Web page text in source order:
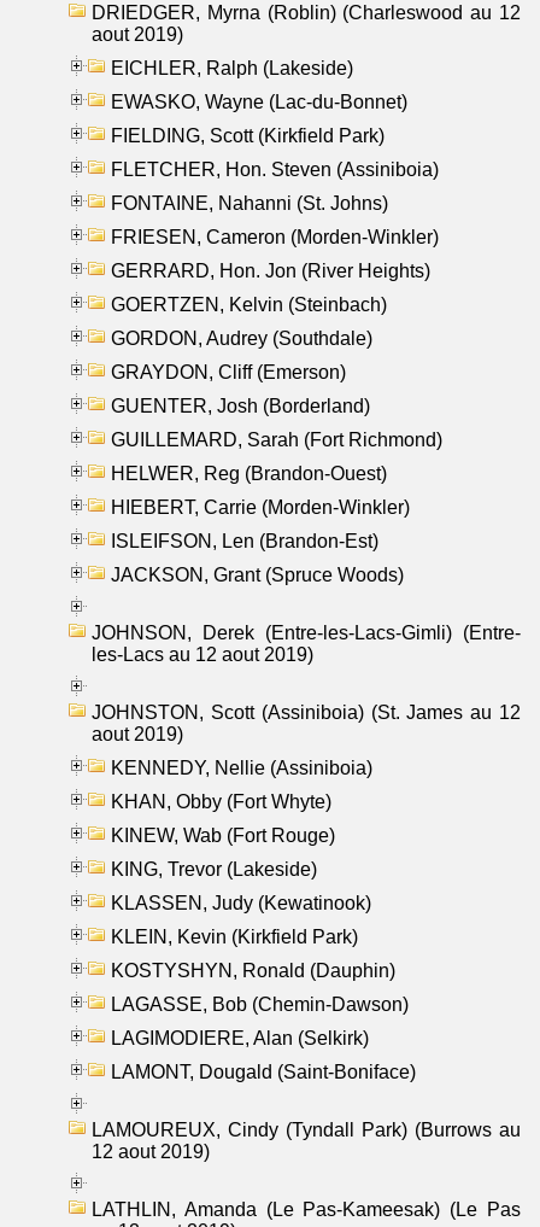
DRIEDGER, Myrna (Roblin) (Charleswood au 12
aout 2019)
EICHLER, Ralph (Lakeside)
EWASKO, Wayne (Lac-du-Bonnet)
FIELDING, Scott (Kirkfield Park)
FLETCHER, Hon. Steven (Assiniboia)
FONTAINE, Nahanni (St. Johns)
FRIESEN, Cameron (Morden-Winkler)
GERRARD, Hon. Jon (River Heights)
GOERTZEN, Kelvin (Steinbach)
GORDON, Audrey (Southdale)
GRAYDON, Cliff (Emerson)
GUENTER, Josh (Borderland)
GUILLEMARD, Sarah (Fort Richmond)
HELWER, Reg (Brandon-Ouest)
HIEBERT, Carrie (Morden-Winkler)
ISLEIFSON, Len (Brandon-Est)
JACKSON, Grant (Spruce Woods)
JOHNSON, Derek (Entre-les-Lacs-Gimli) (Entre-
les-Lacs au 12 aout 2019)
JOHNSTON, Scott (Assiniboia) (St. James au 12
aout 2019)
KENNEDY, Nellie (Assiniboia)
KHAN, Obby (Fort Whyte)
KINEW, Wab (Fort Rouge)
KING, Trevor (Lakeside)
KLASSEN, Judy (Kewatinook)
KLEIN, Kevin (Kirkfield Park)
KOSTYSHYN, Ronald (Dauphin)
LAGASSE, Bob (Chemin-Dawson)
LAGIMODIERE, Alan (Selkirk)
LAMONT, Dougald (Saint-Boniface)
LAMOUREUX, Cindy (Tyndall Park) (Burrows au
12 aout 2019)
LATHLIN, Amanda (Le Pas-Kameesak) (Le Pas